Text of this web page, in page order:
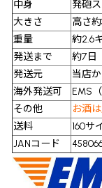
中身
発砲
大きさ
高さ
重量
約2.6
発送まで
約7日
発送元
当店
海外発送可
EMS
その他
お酒
送料
160サ
JANコード